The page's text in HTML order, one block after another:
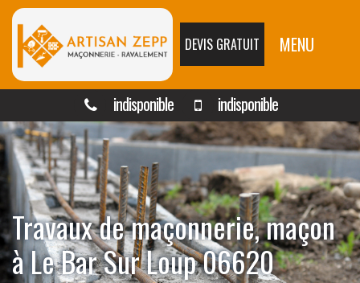
DEVIS GRATUIT MENU
indisponible indisponible
Travaux de maçonnerie, maçon
à Le Bar Sur Loup 06620